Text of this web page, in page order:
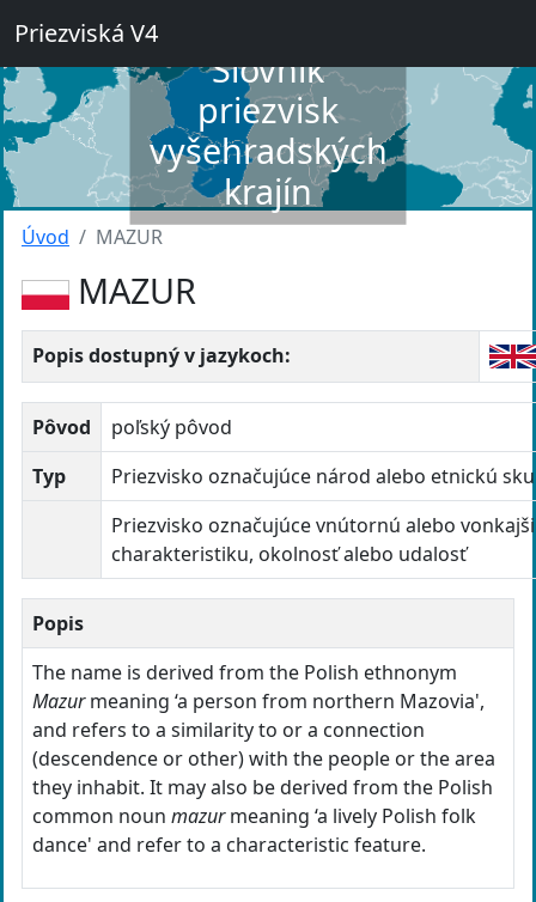
Priezviská V4
Slovník
priezvisk
vyšehradských
krajín
Úvod MAZUR
MAZUR
Popis dostupný v jazykoch:
Pôvod
poľský pôvod
Typ
Priezvisko označujúce národ alebo etnickú
Priezvisko označujúce vnútornú alebo
charakteristiku, okolnosť alebo udalosť
Popis
The name is derived from the Polish ethnonym
Mazurmeaning ‘a person from northern Mazovia',
and refers to a similarity to or a connection
(descendence or other) with the people or the area
they inhabit. It may also be derived from the Polish
common noun mazurmeaning ‘a lively Polish folk
dance' and refer to a characteristic feature.